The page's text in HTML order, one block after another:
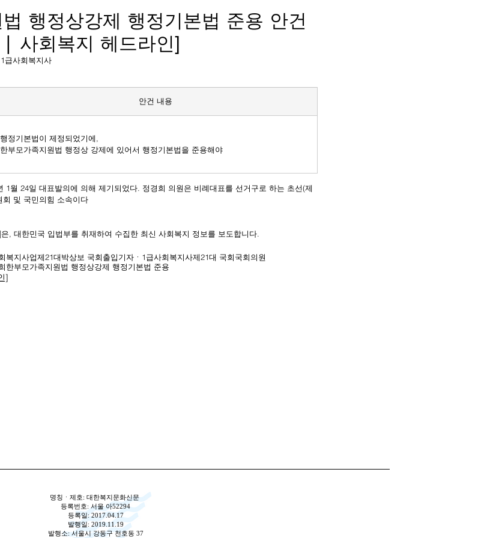
행정상강제 행정기본법 준용 안건
사회복지 헤드라인]
급사회복지사
안건 내용
행정기본법이 제정되었기에,
한부모가족지원법 행정상 강제에 있어서 행정기본법을 준용해야
1월 24일 대표발의에 의해 제기되었다. 정경희 의원은 비례대표를 선거구로 하는 초선(제
및 국민의힘 소속이다
, 대한민국 입법부를 취재하여 수집한 최신 사회복지 정보를 보도합니다.
복지사업제21대박상보 국회출입기자ㆍ1급사회복지사제21대 국회국회의원
한부모가족지원법 행정상강제 행정기본법 준용
]
명칭ㆍ제호: 대한복지문화신문
등록번호: 서울 아52294
등록일: 2017.04.17
발행일: 2019.11.19
발행소: 서울시 강동구 천호동 37